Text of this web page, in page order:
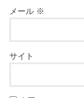
メール ※
サイト